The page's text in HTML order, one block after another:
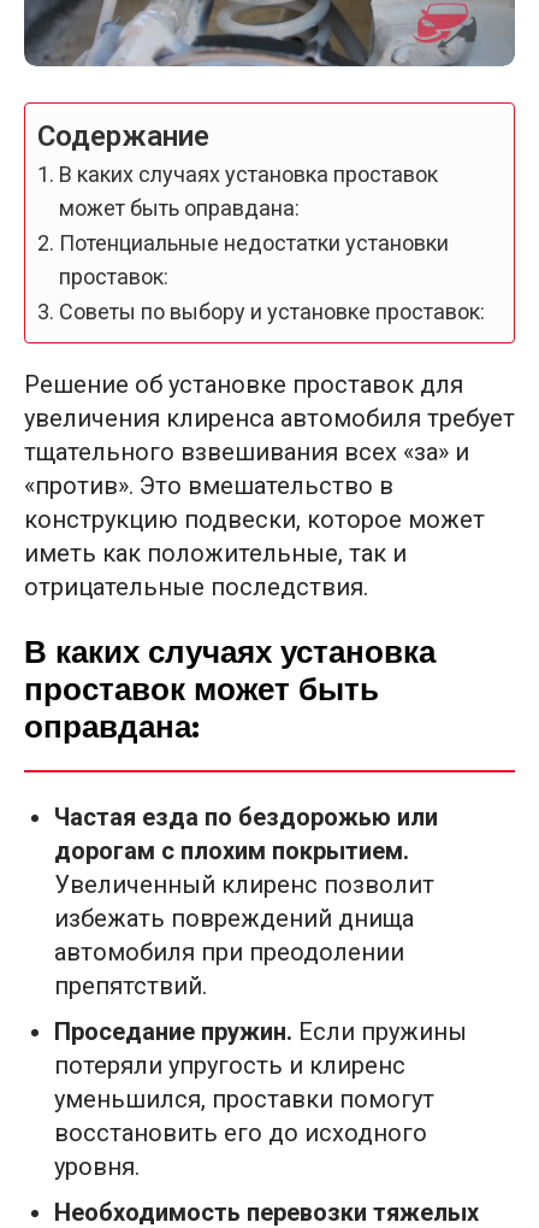
Содержание
В каких случаях установка проставок
может быть оправдана:
Потенциальные недостатки установки
проставок:
Советы по выбору и установке проставок:
Решение об установке проставок для
увеличения клиренса автомобиля требует
тщательного взвешивания всех «за» и
«против». Это вмешательство в
конструкцию подвески, которое может
иметь как положительные, так и
отрицательные последствия.
В каких случаях установка
проставок может быть
оправдана:
Частая езда по бездорожью или
дорогам с плохим покрытием.
Увеличенный клиренс позволит
избежать повреждений днища
автомобиля при преодолении
препятствий.
Проседание пружин. Если пружины
потеряли упругость и клиренс
уменьшился, проставки помогут
восстановить его до исходного
уровня.
Необходимость перевозки тяжелых